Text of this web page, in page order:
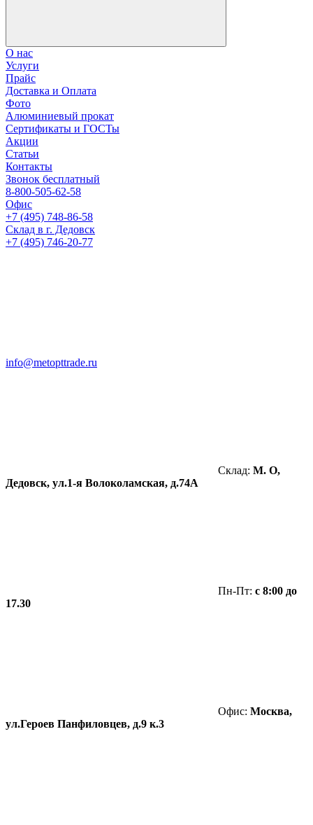
О нас
Услуги
Прайс
Доставка и Оплата
Фото
Алюминиевый прокат
Сертификаты и ГОСТы
Акции
Статьи
Контакты
Звонок бесплатный
8-800-505-62-58
Офис
+7 (495) 748-86-58
Склад в г. Дедовск
+7 (495) 746-20-77
info@metopttrade.ru
Склад: М. О,
Дедовск, ул.1-я Волоколамская, д.74А
Пн-Пт: с 8:00 до
17.30
Офис: Москва,
ул.Героев Панфиловцев, д.9 к.3